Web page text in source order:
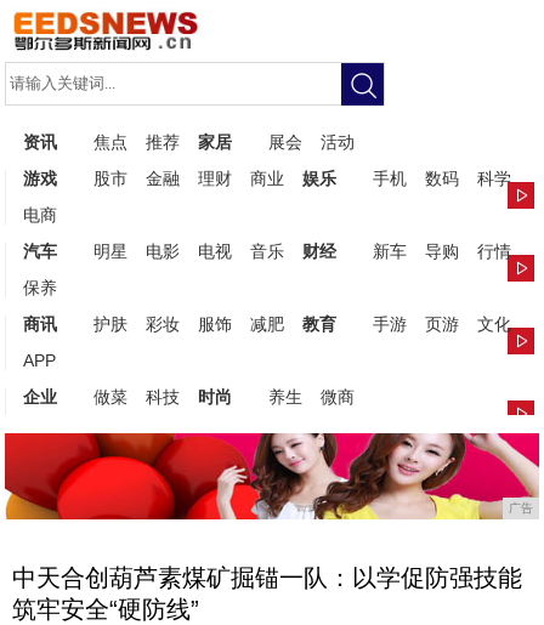
资讯 焦点 推荐 家居 展会
活动
游戏
股市 金融 理财 商业 娱乐 手机 数码
科学
电商
汽车
明星 电影 电视 音乐 财经 新车 导购
行情
保养
商讯
护肤 彩妆 服饰 减肥 教育 手游 页游
文化
APP
企业
做菜 科技 时尚 养生 微商
广告
中天合创葫芦素煤矿掘锚一队：以学促防强技能
筑牢安全“硬防线”